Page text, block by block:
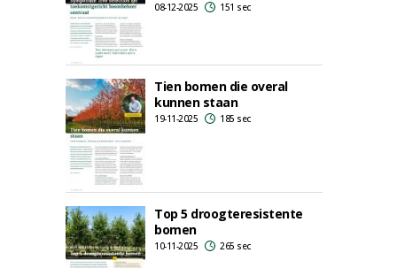
08-12-2025 151 sec
Tien bomen die overal
kunnen staan
19-11-2025 185 sec
Top 5 droogteresistente
bomen
10-11-2025 265 sec